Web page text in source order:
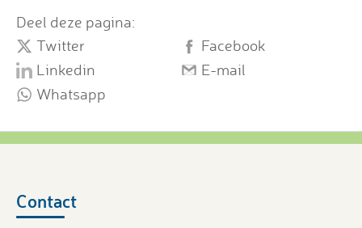
Deel deze pagina:
Twitter
Facebook
Linkedin
E-mail
Whatsapp
Contact